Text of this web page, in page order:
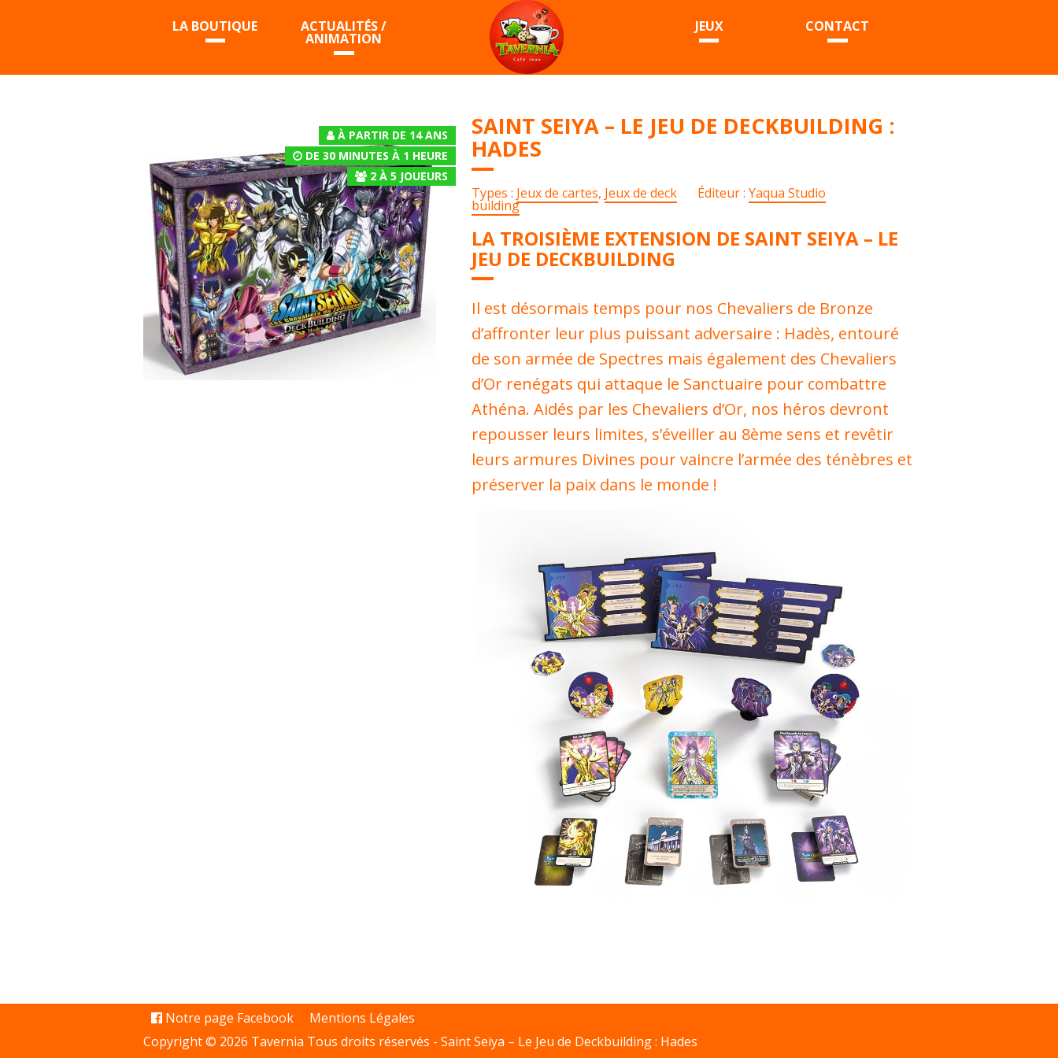
LA BOUTIQUE ACTUALITÉS /
ANIMATION
JEUX CONTACT
À PARTIR DE 14 ANS
DE 30 MINUTES À 1 HEURE
2À 5 JOUEURS
SAINT SEIYA – LE JEU DE DECKBUILDING :
HADES
Types : Jeux de cartes, Jeux de deck
building
Éditeur :Yaqua Studio
LA TROISIÈME EXTENSION DE SAINT SEIYA – LE
JEU DE DECKBUILDING
Il est désormais temps pour nos Chevaliers de Bronze
d’affronter leur plus puissant adversaire : Hadès, entouré
de son armée de Spectres mais également des Chevaliers
d’Or renégats qui attaque le Sanctuaire pour combattre
Athéna. Aidés par les Chevaliers d’Or, nos héros devront
repousser leurs limites, s’éveiller au 8ème sens et revêtir
leurs armures Divines pour vaincre l’armée des ténèbres et
préserver la paix dans le monde !
Notre page Facebook
Mentions Légales
Copyright © 2026 Tavernia Tous droits réservés - Saint Seiya – Le Jeu de Deckbuilding : Hades